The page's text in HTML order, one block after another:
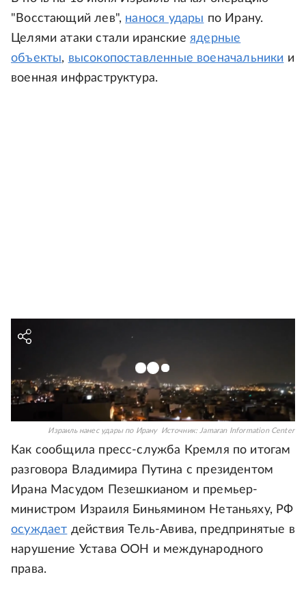
"Восстающий лев", нанося удары по Ирану.
Целями атаки стали иранскиеядерные
объекты, высокопоставленные военачальники и
военная инфраструктура.
Израиль нанес удары по Ирану Источник: Jamaran Information Center
Как сообщила пресс-служба Кремля по итогам
разговора Владимира Путина с президентом
Ирана Масудом Пезешкианом и премьер-
министром Израиля Биньямином Нетаньяху, РФ
осуждает действия Тель-Авива, предпринятые в
нарушение Устава ООН и международного
права.